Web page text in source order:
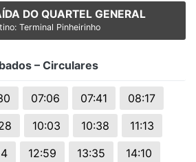
DO QUARTEL GENERAL
Terminal Pinheirinho
– Circulares
07:06 07:41
08:17
10:03 10:38
11:13
12:59 13:35
14:10